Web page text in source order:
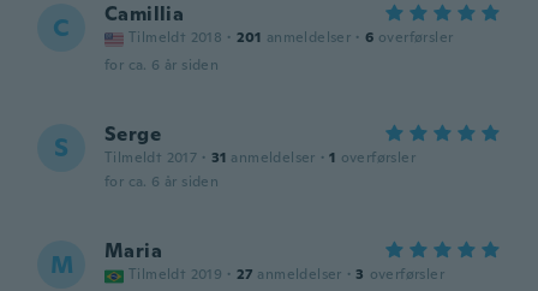
C Camillia
Tilmeldt 2018 · 201 anmeldelser · 6 overførsler
for ca. 6 år siden
S Serge
Tilmeldt 2017 · 31 anmeldelser · 1 overførsler
for ca. 6 år siden
M Maria
Tilmeldt 2019 · 27 anmeldelser · 3 overførsler